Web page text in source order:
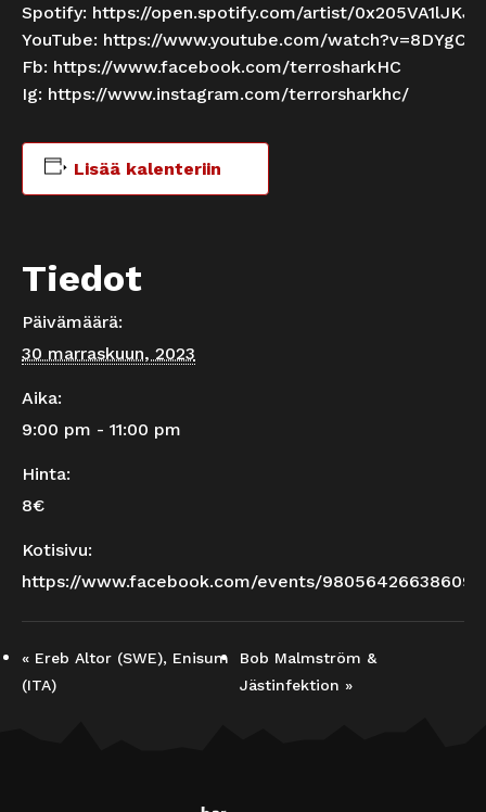
Spotify: https://open.spotify.com/artist/
YouTube: https://www.youtube.com/
Fb: https://www.facebook.com/terrosharkHC
Ig: https://www.instagram.com/terrorsharkhc/
Lisää kalenteriin
Tiedot
Päivämäärä:
30 marraskuun, 2023
Aika:
9:00 pm - 11:00 pm
Hinta:
8€
Kotisivu:
https://www.facebook.com/events/
« Ereb Altor (SWE), Enisum
(ITA)
Bob Malmström &
Jästinfektion »